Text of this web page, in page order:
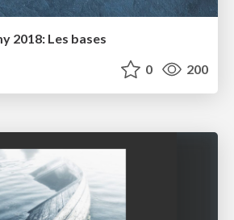
2018: Les bases
0 200